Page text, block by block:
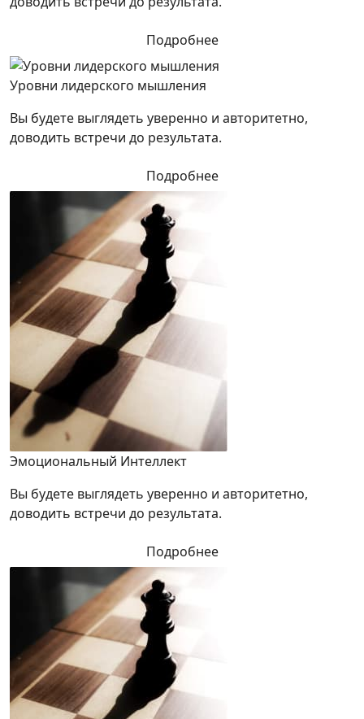
Подробнее
Уровни лидерского мышления
Вы будете выглядеть уверенно и авторитетно,
доводить встречи до результата.
Подробнее
Эмоциональный Интеллект
Вы будете выглядеть уверенно и авторитетно,
доводить встречи до результата.
Подробнее